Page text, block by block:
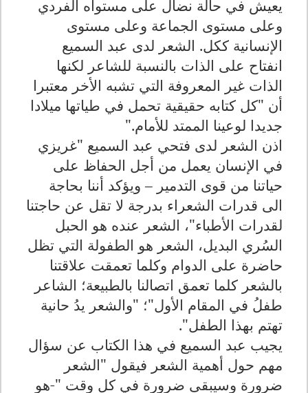
يعيش في حالة نضال على مستواه الفردي
وعلى مستوى الجماعة وعلى مستوى
الإنسانية ككل. الشعر لدى عبد السميع
انفتاح على الذات بالنسبة للشاعر لكنها
الذات غير المعروفة التي تشبه الأخر معتبرا
أن "كل كتابه حقيقية تحمل في طياتها ميلادا
جديدا لوعينا الممتد للأمام."
اذن الشعر لدى فتحي عبد السميع "غريزي
في الإنسان يعمل من أجل الحفاظ على
حياتنا من قوى التدمير – ويؤكد أننا بحاجة
الى قدرات الشعراء بدرجة لا تقل عن حاجتنا
لقدرات الأطباء"، الشعر عنده هو الحبل
السُري البديل، الشعر هو الطفولة التي تظل
حاضرة على الدوام وكلما تعمقت علاقتنا
بالشعر كلما تعمق اتصالنا بالطبيعة؛ الشاعر
طفلُ في المقام الأول"؛ "والشعر يدُ حانية
تهتم بهذا الطفل".
يجيب عبد السميع في هذا الكتاب عن سؤال
مهم حول أهمية الشعر فيقول "الشعر
ضرورة وسيبقى ضرورة في كل وقت "-هو